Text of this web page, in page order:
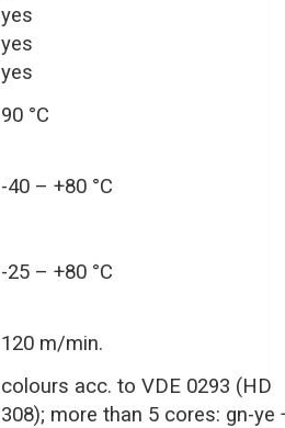
yes
yes
yes
90 °C
-40 – +80 °C
-25 – +80 °C
120 m/min.
colours acc. to VDE 0293 (HD
308); more than 5 cores: gn-ye